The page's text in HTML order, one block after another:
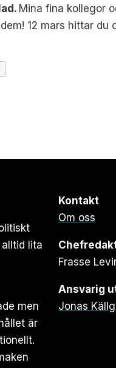
Mina fina kollegor
12 mars hittar du
lita
men
är
Kontakt
Om oss
Frasse
Ansvarig
Jonas